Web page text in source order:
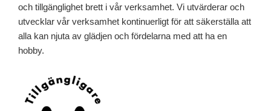
och tillgänglighet brett i vår verksamhet. Vi utvärderar och
utvecklar vår verksamhet kontinuerligt för att säkerställa att
alla kan njuta av glädjen och fördelarna med att ha en
hobby.